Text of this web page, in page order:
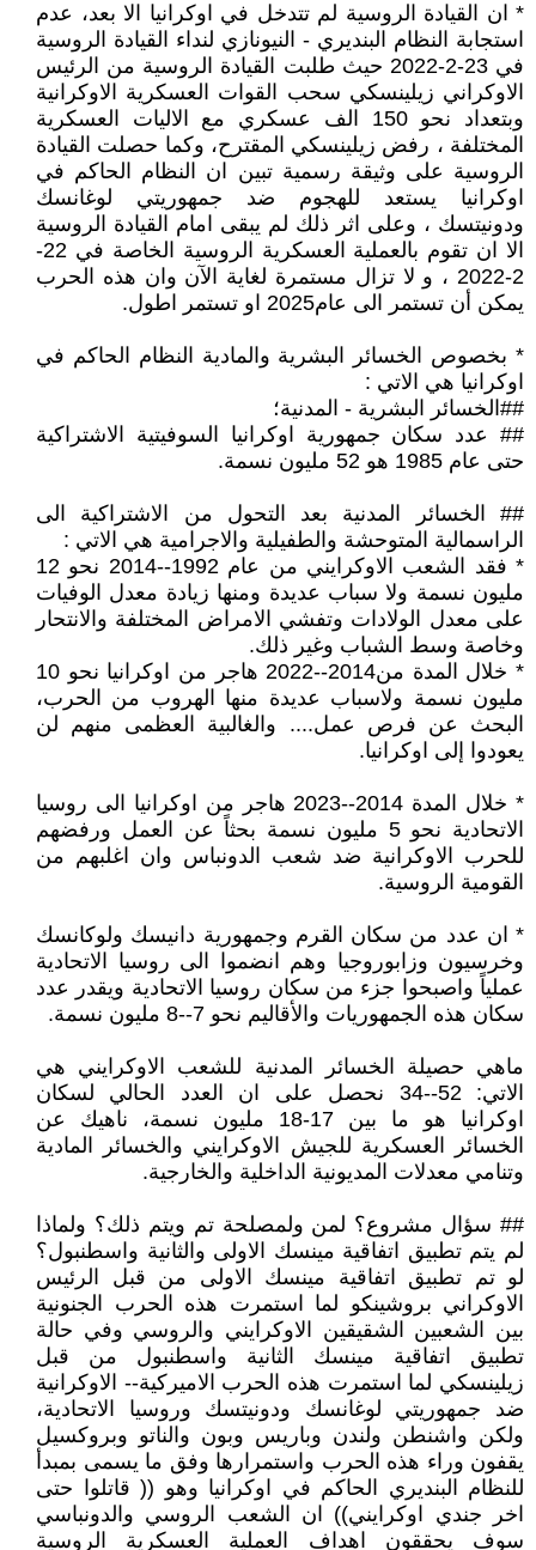
* ان القيادة الروسية لم تتدخل في اوكرانيا الا بعد، عدم
استجابة النظام البنديري - النيونازي لنداء القيادة الروسية
في 23-2-2022 حيث طلبت القيادة الروسية من الرئيس
الاوكراني زيلينسكي سحب القوات العسكرية الاوكرانية
وبتعداد نحو 150 الف عسكري مع الاليات العسكرية
المختلفة ، رفض زيلينسكي المقترح، وكما حصلت القيادة
الروسية على وثيقة رسمية تبين ان النظام الحاكم في
اوكرانيا يستعد للهجوم ضد جمهوريتي لوغانسك
ودونيتسك ، وعلى اثر ذلك لم يبقى امام القيادة الروسية
الا ان تقوم بالعملية العسكرية الروسية الخاصة في 22-
2-2022 ، و لا تزال مستمرة لغاية الآن وان هذه الحرب
يمكن أن تستمر الى عام2025 او تستمر اطول.
* بخصوص الخسائر البشرية والمادية النظام الحاكم في
اوكرانيا هي الاتي :
##الخسائر البشرية - المدنية؛
## عدد سكان جمهورية اوكرانيا السوفيتية الاشتراكية
حتى عام 1985 هو 52 مليون نسمة.
## الخسائر المدنية بعد التحول من الاشتراكية الى
الراسمالية المتوحشة والطفيلية والاجرامية هي الاتي :
* فقد الشعب الاوكرايني من عام 1992--2014 نحو 12
مليون نسمة ولا سباب عديدة ومنها زيادة معدل الوفيات
على معدل الولادات وتفشي الامراض المختلفة والانتحار
وخاصة وسط الشباب وغير ذلك.
* خلال المدة من2014--2022 هاجر من اوكرانيا نحو 10
مليون نسمة ولاسباب عديدة منها الهروب من الحرب،
البحث عن فرص عمل.... والغالبية العظمى منهم لن
يعودوا إلى اوكرانيا.
* خلال المدة 2014--2023 هاجر من اوكرانيا الى روسيا
الاتحادية نحو 5 مليون نسمة بحثاً عن العمل ورفضهم
للحرب الاوكرانية ضد شعب الدونباس وان اغلبهم من
القومية الروسية.
* ان عدد من سكان القرم وجمهورية دانيسك ولوكانسك
وخرسيون وزابوروجيا وهم انضموا الى روسيا الاتحادية
عملياً واصبحوا جزء من سكان روسيا الاتحادية ويقدر عدد
سكان هذه الجمهوريات والأقاليم نحو 7--8 مليون نسمة.
ماهي حصيلة الخسائر المدنية للشعب الاوكرايني هي
الاتي: 52--34 نحصل على ان العدد الحالي لسكان
اوكرانيا هو ما بين 17-18 مليون نسمة، ناهيك عن
الخسائر العسكرية للجيش الاوكرايني والخسائر المادية
وتنامي معدلات المديونية الداخلية والخارجية.
## سؤال مشروع؟ لمن ولمصلحة تم ويتم ذلك؟ ولماذا
لم يتم تطبيق اتفاقية مينسك الاولى والثانية واسطنبول؟
لو تم تطبيق اتفاقية مينسك الاولى من قبل الرئيس
الاوكراني بروشينكو لما استمرت هذه الحرب الجنونية
بين الشعبين الشقيقين الاوكرايني والروسي وفي حالة
تطبيق اتفاقية مينسك الثانية واسطنبول من قبل
زيلينسكي لما استمرت هذه الحرب الاميركية-- الاوكرانية
ضد جمهوريتي لوغانسك ودونيتسك وروسيا الاتحادية،
ولكن واشنطن ولندن وباريس وبون والناتو وبروكسيل
يقفون وراء هذه الحرب واستمرارها وفق ما يسمى بمبدأ
للنظام البنديري الحاكم في اوكرانيا وهو (( قاتلوا حتى
اخر جندي اوكرايني)) ان الشعب الروسي والدونباسي
سوف يحققون اهداف العملية العسكرية الروسية